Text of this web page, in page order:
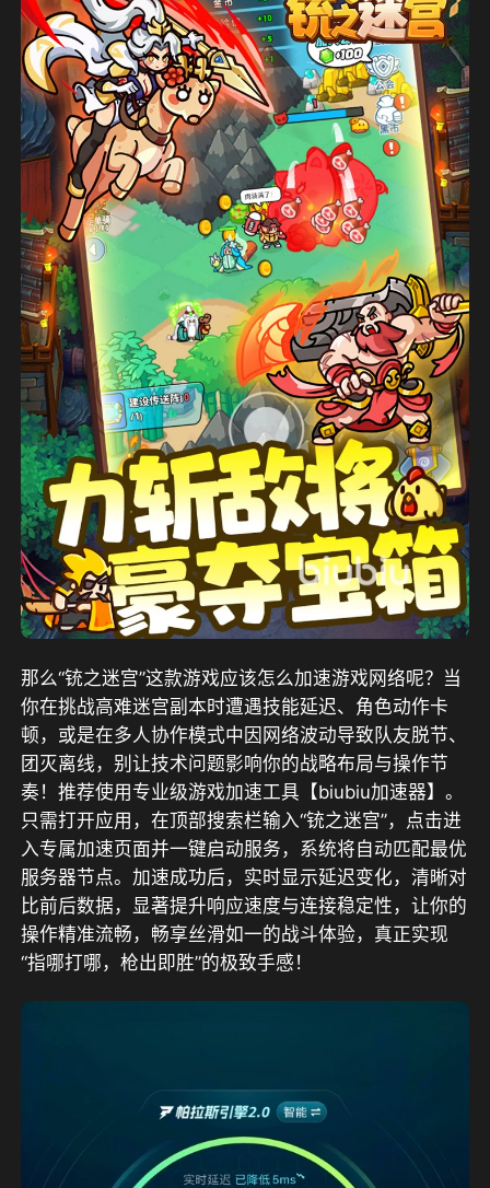
那么“铳之迷宫”这款游戏应该怎么加速游戏网络呢？当
你在挑战高难迷宫副本时遭遇技能延迟、角色动作卡
顿，或是在多人协作模式中因网络波动导致队友脱节、
团灭离线，别让技术问题影响你的战略布局与操作节
奏！推荐使用专业级游戏加速工具【biubiu加速器】。
只需打开应用，在顶部搜索栏输入“铳之迷宫”，点击进
入专属加速页面并一键启动服务，系统将自动匹配最优
服务器节点。加速成功后，实时显示延迟变化，清晰对
比前后数据，显著提升响应速度与连接稳定性，让你的
操作精准流畅，畅享丝滑如一的战斗体验，真正实现
“指哪打哪，枪出即胜”的极致手感！